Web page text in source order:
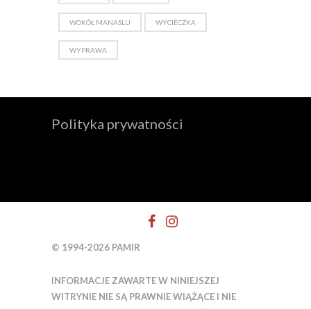
WOKÓŁ MANASLU WYCIECZKA
WYPRAWA
Polityka prywatności
© 1994-2026 PAMIR
INFORMACJE ZAWARTE W NINIEJSZEJ
WITRYNIE NIE SĄ PRAWNIE WIĄŻĄCE I NIE